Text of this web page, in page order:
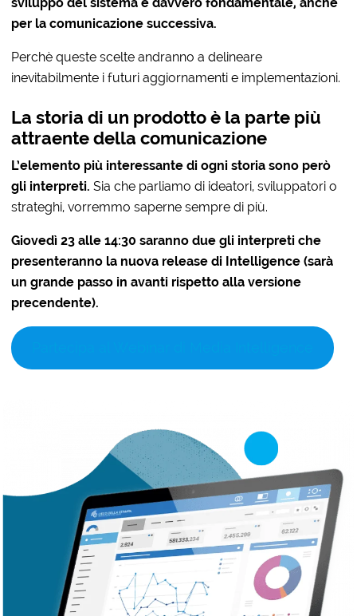
sviluppo del sistema è davvero fondamentale, anche
per la comunicazione successiva.
Perchè queste scelte andranno a delineare
inevitabilmente i futuri aggiornamenti e implementazioni.
La storia di un prodotto è la parte più
attraente della comunicazione
L’elemento più interessante di ogni storia sono però
gli interpreti. Sia che parliamo di ideatori, sviluppatori o
strateghi, vorremmo saperne sempre di più.
Giovedì 23 alle 14:30 saranno due gli interpreti che
presenteranno la nuova release di Intelligence (sarà
un grande passo in avanti rispetto alla versione
precendente).